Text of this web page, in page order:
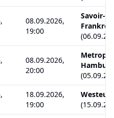
08.09.2026,
19:00
Savoir-
(
08.09.2026,
20:00
Hamburg
(
18.09.2026,
19:00
(